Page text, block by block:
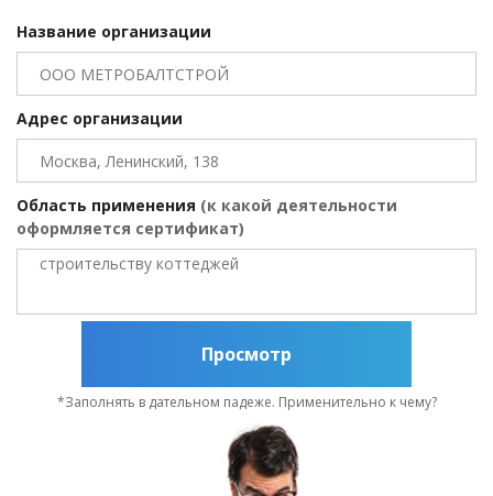
Название организации
Адрес организации
Область применения (к какой деятельности
оформляется сертификат)
Просмотр
*Заполнять в дательном падеже. Применительно к чему?